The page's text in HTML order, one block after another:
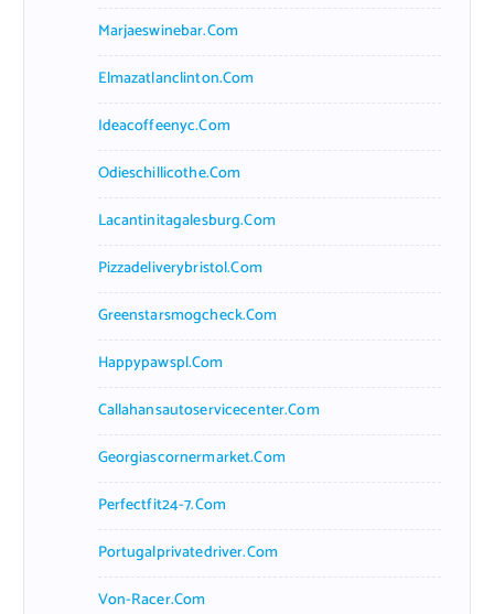
Marjaeswinebar.com
Elmazatlanclinton.com
Ideacoffeenyc.com
Odieschillicothe.com
Lacantinitagalesburg.com
Pizzadeliverybristol.com
Greenstarsmogcheck.com
Happypawspl.com
Callahansautoservicecenter.com
Georgiascornermarket.com
Perfectfit24-7.com
Portugalprivatedriver.com
Von-Racer.com